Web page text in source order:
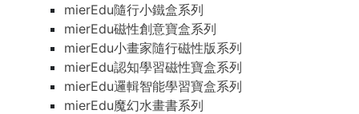
mierEdu隨行小鐵盒系列
mierEdu磁性創意寶盒系列
mierEdu小畫家隨行磁性版系列
mierEdu認知學習磁性寶盒系列
mierEdu邏輯智能學習寶盒系列
mierEdu魔幻水畫書系列